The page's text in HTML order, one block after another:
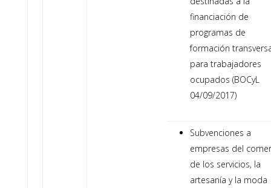
financiación de
programas de
formación
para trabajadores
ocupados (BOCyL
04/09/2017)
Subvenciones a
empresas del
de los servicios, la
artesanía y la moda